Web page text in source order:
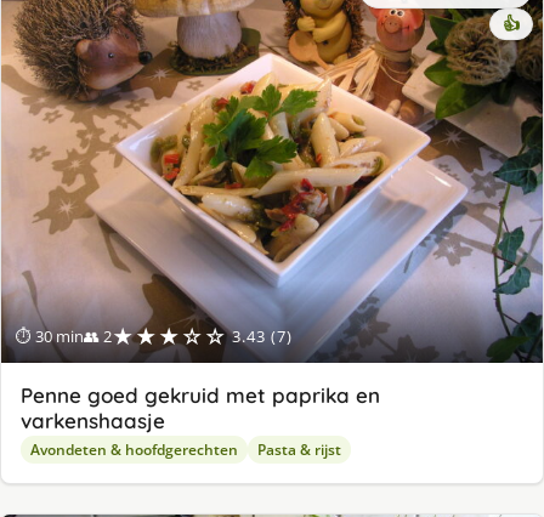
⏱ 30 min👥 2★★★☆☆ 3.43 (7)
👍
Penne goed gekruid met paprika en
varkenshaasje
Avondeten & hoofdgerechten Pasta & rijst